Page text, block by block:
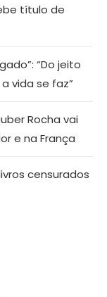
título de
“Do jeito
vida se faz”
Rocha vai
e na França
censurados